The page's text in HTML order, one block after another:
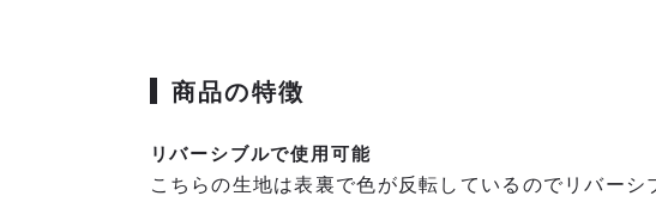
商品の特徴
リバーシブルで使用可能
こちらの生地は表裏で色が反転しているのでリバーシ